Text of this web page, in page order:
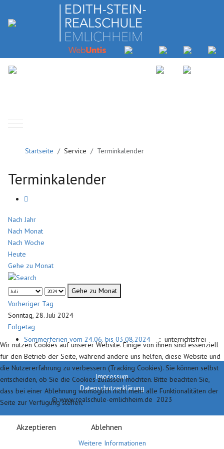
Mobile Menu Toggle
Startseite Service Terminkalender
Terminkalender
Nach Jahr
Nach Monat
Nach Woche
Heute
Gehe zu Monat
Gehe zu Monat
Vorheriger Tag
Sonntag, 28. Juli 2024
Folgetag
Sommerferien vom 24.06. bis 03.08.2024
:: unterrichtsfrei
Impressum
Datenschutzerklärung
© www.realschule-emlichheim.de 2023
Wir nutzen Cookies auf unserer Website. Einige von ihnen sind essenziell
für den Betrieb der Seite, während andere uns helfen, diese Website und
die Nutzererfahrung zu verbessern (Tracking Cookies). Sie können selbst
entscheiden, ob Sie die Cookies zulassen möchten. Bitte beachten Sie,
dass bei einer Ablehnung womöglich nicht mehr alle Funktionalitäten der
Seite zur Verfügung stehen.
Akzeptieren Ablehnen
Weitere Informationen